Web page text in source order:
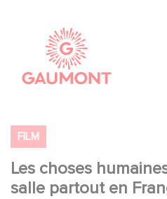
FILM
Les choses
salle partout en